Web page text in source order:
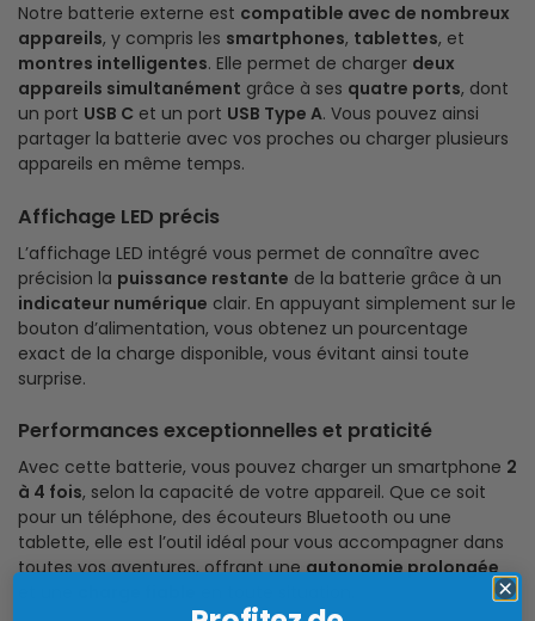
Notre batterie externe est compatible avec de nombreux
appareils, y compris les smartphones, tablettes, et
montres intelligentes. Elle permet de charger deux
appareils simultanément grâce à ses quatre ports, dont
un port USB C et un port USB Type A. Vous pouvez ainsi
partager la batterie avec vos proches ou charger plusieurs
appareils en même temps.
Affichage LED précis
L’affichage LED intégré vous permet de connaître avec
précision la puissance restante de la batterie grâce à un
indicateur numérique clair. En appuyant simplement sur le
bouton d’alimentation, vous obtenez un pourcentage
exact de la charge disponible, vous évitant ainsi toute
surprise.
Performances exceptionnelles et praticité
Avec cette batterie, vous pouvez charger un smartphone 2
à 4 fois, selon la capacité de votre appareil. Que ce soit
pour un téléphone, des écouteurs Bluetooth ou une
tablette, elle est l’outil idéal pour vous accompagner dans
toutes vos aventures, offrant uneautonomie prolongée